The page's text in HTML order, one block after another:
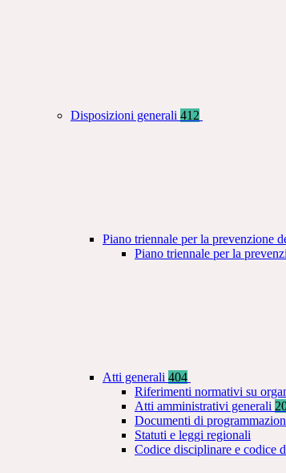
Disposizioni generali 412
Piano triennale per la prevenzione
Piano triennale per la
Atti generali 404
Riferimenti normativi su
Atti amministrativi generali
Documenti di
Statuti e leggi regionali
Codice disciplinare e codice